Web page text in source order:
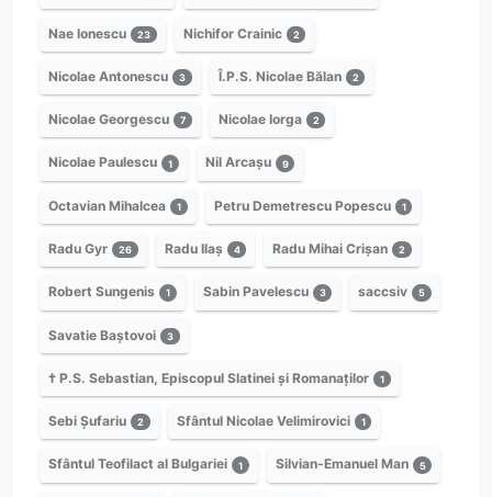
Nae Ionescu 23 Nichifor Crainic 2
Nicolae Antonescu 3 Î.P.S. Nicolae Bălan 2
Nicolae Georgescu 7 Nicolae Iorga 2
Nicolae Paulescu 1 Nil Arcașu 9
Octavian Mihalcea 1 Petru Demetrescu Popescu 1
Radu Gyr 26 Radu Ilaș 4 Radu Mihai Crișan 2
Robert Sungenis 1 Sabin Pavelescu 3 saccsiv 5
Savatie Baștovoi 3
† P.S. Sebastian, Episcopul Slatinei și Romanaților 1
Sebi Șufariu 2 Sfântul Nicolae Velimirovici 1
Sfântul Teofilact al Bulgariei 1 Silvian-Emanuel Man 5